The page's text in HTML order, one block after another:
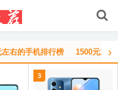
左右的手机排行榜 1500元左›
3